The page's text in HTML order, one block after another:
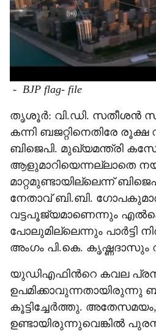
- BJP flag- file
തൃശൂർ: വി.ഡി. സതീശൻ
കന്നി ബജറ്റിനെതിരേ
ബിജെപി. മുഖ‍്യമന്ത്രി
ആളുമാറിയെന്നല്ലാതെ
മാറ്റമുണ്ടായില്ലെന്ന്
നേതാവ് ബി.ബി.
വട്ടപൂജ‍്യമാണെന്നും
പോലുമില്ലെന്നും പാർട്ടി
അംഗം പി.കെ. കൃഷ്ണദാസും
യുഡിഎഫിന്‍റെ കവല
ഉപമിക്കാവുന്നതായിരുന്നു
കൂട്ടിച്ചേർത്തു.
ഉണ്ടായിരുന്നുവെങ്കിൽ